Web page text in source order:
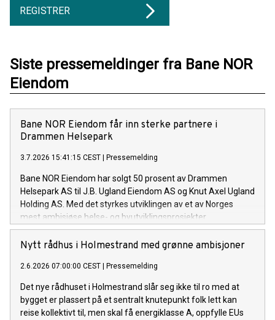
REGISTRER
Siste pressemeldinger fra Bane NOR
Eiendom
Bane NOR Eiendom får inn sterke partnere i
Drammen Helsepark
3.7.2026 15:41:15 CEST Pressemelding
Bane NOR Eiendom har solgt 50 prosent av Drammen
Helsepark AS til J.B. Ugland Eiendom AS og Knut Axel Ugland
Holding AS. Med det styrkes utviklingen av et av Norges
mest ambisiøse helse- og byutviklingsprosjekter.
Nytt rådhus i Holmestrand med grønne ambisjoner
2.6.2026 07:00:00 CEST Pressemelding
Det nye rådhuset i Holmestrand slår seg ikke til ro med at
bygget er plassert på et sentralt knutepunkt folk lett kan
reise kollektivt til, men skal få energiklasse A, oppfylle EUs